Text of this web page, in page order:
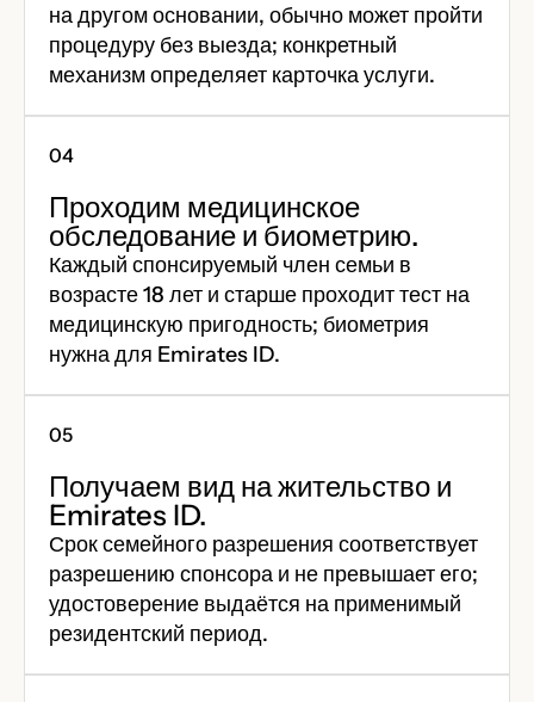
на другом основании, обычно может пройти
процедуру без выезда; конкретный
механизм определяет карточка услуги.
Проходим медицинское
обследование и биометрию.
Каждый спонсируемый член семьи в
возрасте 18 лет и старше проходит тест на
медицинскую пригодность; биометрия
нужна для Emirates ID.
Получаем вид на жительство и
Emirates ID.
Срок семейного разрешения соответствует
разрешению спонсора и не превышает его;
удостоверение выдаётся на применимый
резидентский период.